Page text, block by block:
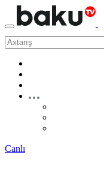
Canlı